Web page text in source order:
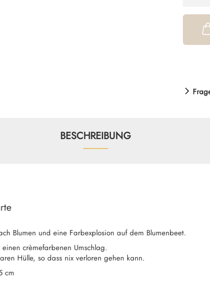
BESCHREIBUNG
Blumen und eine Farbexplosion auf dem Blumenbeet.
crèmefarbenen Umschlag.
Hülle, so dass nix verloren gehen kann.
cm